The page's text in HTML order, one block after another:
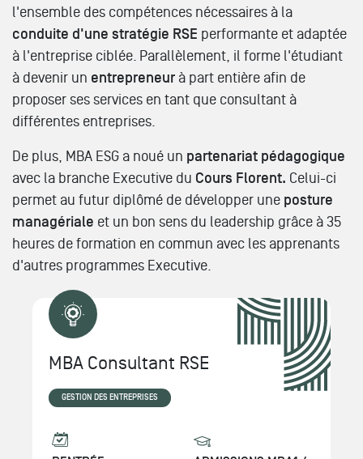
l'ensemble des compétences nécessaires à la
conduite d'une stratégie RSE performante et adaptée
à l'entreprise ciblée. Parallèlement, il forme l'étudiant
à devenir un entrepreneur à part entière afin de
proposer ses services en tant que consultant à
différentes entreprises.
De plus, MBA ESG a noué un partenariat pédagogique
avec la branche Executive du Cours Florent. Celui-ci
permet au futur diplômé de développer une posture
managériale et un bon sens du leadership grâce à 35
heures de formation en commun avec les apprenants
d'autres programmes Executive.
Executive MBA Consultant
RSE